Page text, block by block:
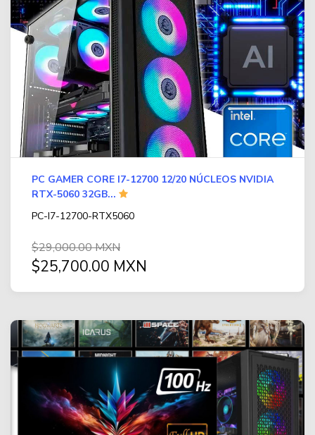
PC GAMER CORE I7-12700 12/20 NÚCLEOS NVIDIA
RTX-5060 32GB...
PC-I7-12700-RTX5060
$29,000.00 MXN
$25,700.00 MXN